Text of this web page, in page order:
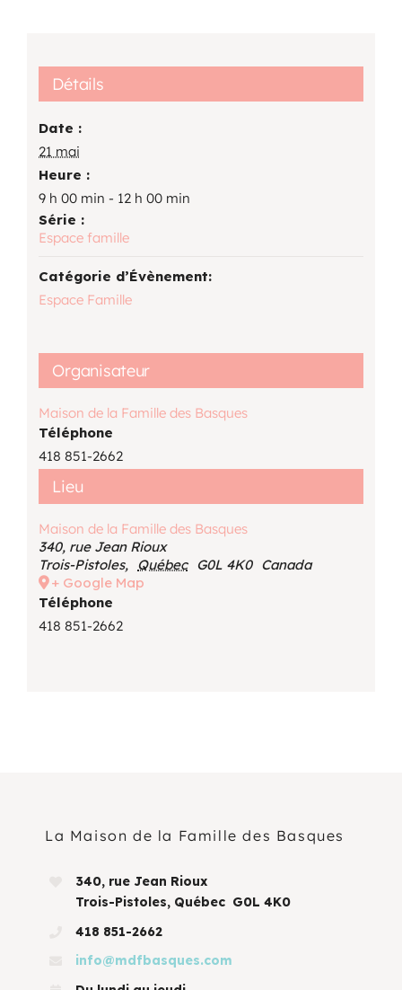
Détails
Date :
21 mai
Heure :
9 h 00 min - 12 h 00 min
Série :
Espace famille
Catégorie d’Évènement:
Espace Famille
Lieu
Maison de la Famille des Basques
340, rue Jean Rioux
Trois-Pistoles, Québec G0L 4K0 Canada
+ Google Map
Téléphone
418 851-2662
Organisateur
Maison de la Famille des Basques
Téléphone
418 851-2662
La Maison de la Famille des Basques
340, rue Jean Rioux
Trois-Pistoles, Québec G0L 4K0
418 851-2662
info@mdfbasques.com